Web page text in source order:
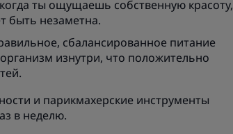
ты ощущаешь собственную красоту,
быть незаметна.
сбалансированное питание
изнутри, что положительно
и парикмахерские инструменты
в неделю.